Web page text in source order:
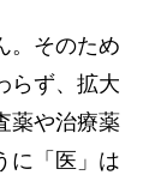
。そのため
らず、拡大
薬や治療薬
に「医」は